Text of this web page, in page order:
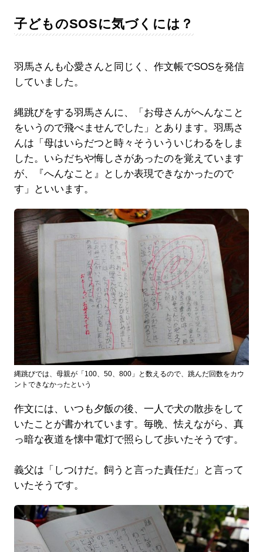
子どものSOSに気づくには？
羽馬さんも心愛さんと同じく、作文帳でSOSを発信
していました。
縄跳びをする羽馬さんに、「お母さんがへんなこと
をいうので飛べませんでした」とあります。羽馬さ
んは「母はいらだつと時々そういういじわるをしま
した。いらだちや悔しさがあったのを覚えています
が、『へんなこと』としか表現できなかったので
す」といいます。
縄跳びでは、母親が「100、50、800」と数えるので、跳んだ回数をカウ
ントできなかったという
作文には、いつも夕飯の後、一人で犬の散歩をして
いたことが書かれています。毎晩、怯えながら、真
っ暗な夜道を懐中電灯で照らして歩いたそうです。
義父は「しつけだ。飼うと言った責任だ」と言って
いたそうです。